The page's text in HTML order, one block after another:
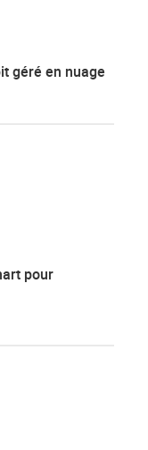
géré en nuage
pour